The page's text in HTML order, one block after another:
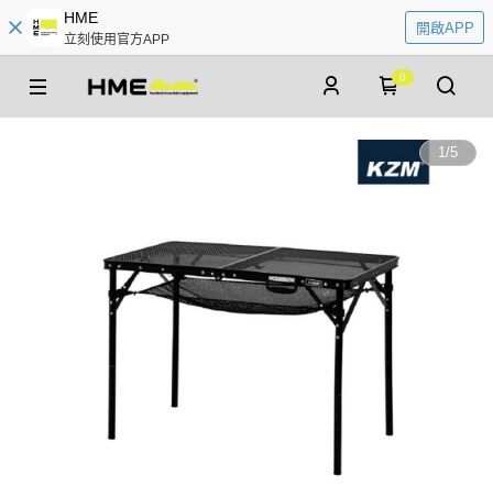
HME
立刻使用官方APP
開啟APP
0
1/5